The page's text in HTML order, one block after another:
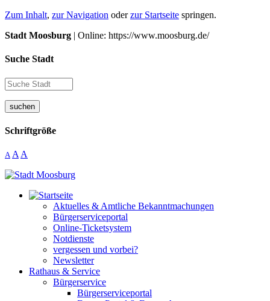
Zum Inhalt, zur Navigation oderzur Startseite springen.
Stadt Moosburg | Online: https://www.moosburg.de/
Suche Stadt
suchen
Schriftgröße
A A A
Aktuelles & Amtliche Bekanntmachungen
Bürgerserviceportal
Online-Ticketsystem
Notdienste
vergessen und vorbei?
Newsletter
Rathaus & Service
Bürgerservice
Bürgerserviceportal